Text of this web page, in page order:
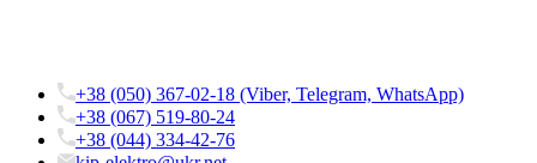
+38 (050) 367-02-18 (Viber, Telegram, WhatsApp)
+38 (067) 519-80-24
+38 (044) 334-42-76